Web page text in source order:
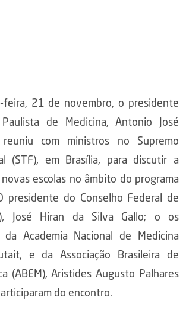
feira, 21 de novembro, o presidente
Paulista de Medicina, Antonio José
reuniu com ministros no Supremo
(STF), em Brasília, para discutir a
escolas no âmbito do programa
presidente do Conselho Federal de
José Hiran da Silva Gallo; o os
da Academia Nacional de Medicina
e da Associação Brasileira de
(ABEM), Aristides Augusto Palhares
do encontro.